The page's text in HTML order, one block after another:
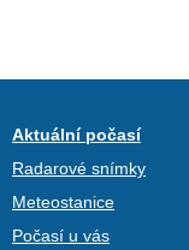
Aktuální počasí
Radarové snímky
Meteostanice
Počasí u vás